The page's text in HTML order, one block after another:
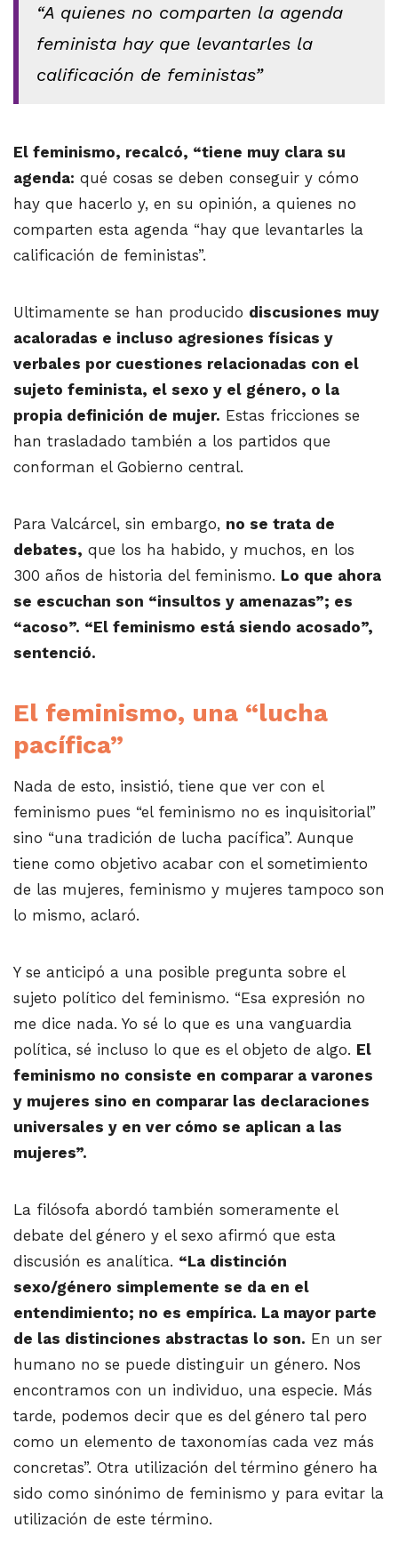
“A quienes no comparten la agenda
feminista hay que levantarles la
calificación de feministas”
El feminismo, recalcó, “tiene muy clara su
agenda: qué cosas se deben conseguir y cómo
hay que hacerlo y, en su opinión, a quienes no
comparten esta agenda “hay que levantarles la
calificación de feministas”.
Ultimamente se han producido discusiones muy
acaloradas e incluso agresiones físicas y
verbales por cuestiones relacionadas con el
sujeto feminista, el sexo y el género, o la
propia definición de mujer. Estas fricciones se
han trasladado también a los partidos que
conforman el Gobierno central.
Para Valcárcel, sin embargo, no se trata de
debates, que los ha habido, y muchos, en los
300 años de historia del feminismo. Lo que ahora
se escuchan son “insultos y amenazas”; es
“acoso”. “El feminismo está siendo acosado”,
sentenció.
El feminismo, una “lucha
pacífica”
Nada de esto, insistió, tiene que ver con el
feminismo pues “el feminismo no es inquisitorial”
sino “una tradición de lucha pacífica”. Aunque
tiene como objetivo acabar con el sometimiento
de las mujeres, feminismo y mujeres tampoco son
lo mismo, aclaró.
Y se anticipó a una posible pregunta sobre el
sujeto político del feminismo. “Esa expresión no
me dice nada. Yo sé lo que es una vanguardia
política, sé incluso lo que es el objeto de algo. El
feminismo no consiste en comparar a varones
y mujeres sino en comparar las declaraciones
universales y en ver cómo se aplican a las
mujeres”.
La filósofa abordó también someramente el
debate del género y el sexo afirmó que esta
discusión es analítica. “La distinción
sexo/género simplemente se da en el
entendimiento; no es empírica. La mayor parte
de las distinciones abstractas lo son. En un ser
humano no se puede distinguir un género. Nos
encontramos con un individuo, una especie. Más
tarde, podemos decir que es del género tal pero
como un elemento de taxonomías cada vez más
concretas”. Otra utilización del término género ha
sido como sinónimo de feminismo y para evitar la
utilización de este término.